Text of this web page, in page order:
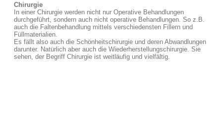
Chirurgie
In einer Chirurgie werden nicht nur Operative Behandlungen
durchgeführt, sondern auch nicht operative Behandlungen. So z.B.
auch die Faltenbehandlung mittels verschiedensten Fillern und
Füllmaterialien.
Es fällt also auch die Schönheitschirurgie und deren Abwandlungen
darunter. Natürlich aber auch die Wiederherstellungschirurgie. Sie
sehen, der Begriff Chirurgie ist weitläufig und vielfältig.